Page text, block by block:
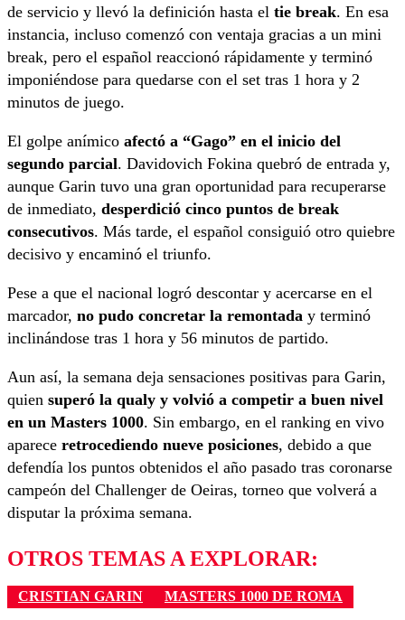
de servicio y llevó la definición hasta el tie break. En esa
instancia, incluso comenzó con ventaja gracias a un mini
break, pero el español reaccionó rápidamente y terminó
imponiéndose para quedarse con el set tras 1 hora y 2
minutos de juego.
El golpe anímico afectó a “Gago” en el inicio del
segundo parcial. Davidovich Fokina quebró de entrada y,
aunque Garin tuvo una gran oportunidad para recuperarse
de inmediato, desperdició cinco puntos de break
consecutivos. Más tarde, el español consiguió otro quiebre
decisivo y encaminó el triunfo.
Pese a que el nacional logró descontar y acercarse en el
marcador, no pudo concretar la remontada y terminó
inclinándose tras 1 hora y 56 minutos de partido.
Aun así, la semana deja sensaciones positivas para Garin,
quien superó la qualy y volvió a competir a buen nivel
en un Masters 1000. Sin embargo, en el ranking en vivo
aparece retrocediendo nueve posiciones, debido a que
defendía los puntos obtenidos el año pasado tras coronarse
campeón del Challenger de Oeiras, torneo que volverá a
disputar la próxima semana.
OTROS TEMAS A EXPLORAR:
CRISTIAN GARIN MASTERS 1000 DE ROMA